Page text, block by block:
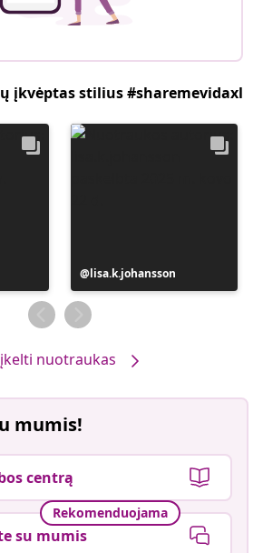
įkvėptas stilius #sharemevidaxl
Įrašą
paskelbė
lisa.k.johansson
nuotraukas
mumis!
centrą
Rekomenduojama
su mumis